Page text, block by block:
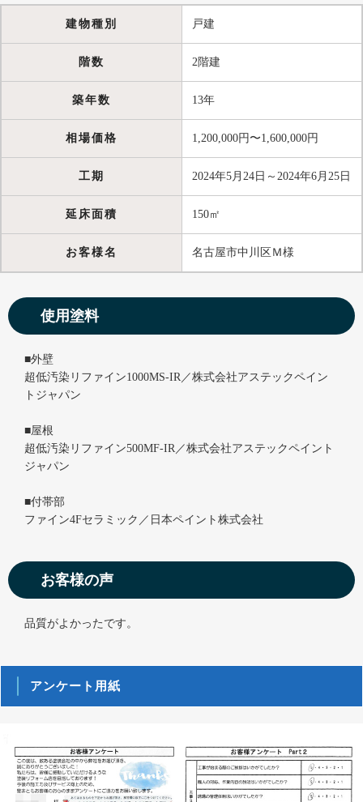
建物種別 戸建
階数 2階建
築年数 13年
相場価格 1,200,000円〜1,600,000円
工期 2024年5月24日～2024年6月25日
延床面積 150㎡
お客様名 名古屋市中川区Ｍ様
使用塗料
■外壁
超低汚染リファイン1000MS-IR／株式会社アステックペイン
トジャパン
■屋根
超低汚染リファイン500MF-IR／株式会社アステックペイント
ジャパン
■付帯部
ファイン4Fセラミック／日本ペイント株式会社
お客様の声
品質がよかったです。
アンケート用紙